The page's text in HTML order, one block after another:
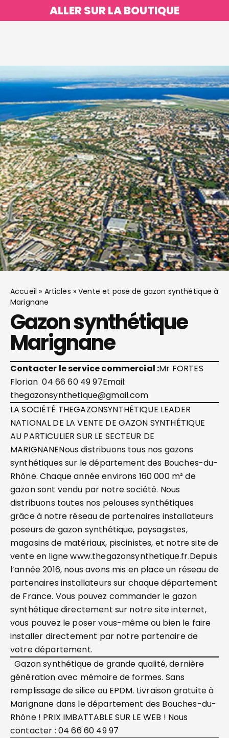
ALLER SUR LA BOUTIQUE
Accueil » Articles »Vente et pose de gazon synthétique à
Marignane
Gazon synthétique
Marignane
Contacter le service commercial :Mr FORTES
Florian 04 66 60 49 97Email:
thegazonsynthetique@gmail.com
LA SOCIÉTÉ THEGAZONSYNTHÉTIQUE LEADER
NATIONAL DE LA VENTE DE GAZON SYNTHÉTIQUE
AU PARTICULIER SUR LE SECTEUR DE
MARIGNANENous distribuons tous nos gazons
synthétiques sur le département des Bouches-du-
Rhône. Chaque année environs 160 000 m² de
gazon sont vendu par notre société. Nous
distribuons toutes nos pelouses synthétiques
grâce à notre réseau de partenaires installateurs
poseurs de gazon synthétique, paysagistes,
magasins de matériaux, piscinistes, et notre site de
vente en ligne www.thegazonsynthetique.fr.Depuis
l’année 2016, nous avons mis en place un réseau de
partenaires installateurs sur chaque département
de France. Vous pouvez commander le gazon
synthétique directement sur notre site internet,
vous pouvez le poser vous-même ou bien le faire
installer directement par notre partenaire de
votre département.
Gazon synthétique de grande qualité, dernière
génération avec mémoire de formes. Sans
remplissage de silice ou EPDM. Livraison gratuite à
Marignane dans le département des Bouches-du-
Rhône ! PRIX IMBATTABLE SUR LE WEB ! Nous
contacter : 04 66 60 49 97